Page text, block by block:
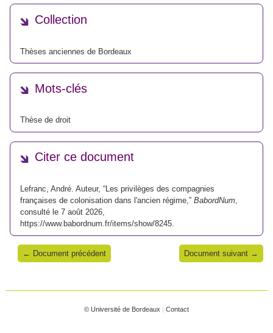
Collection
Thèses anciennes de Bordeaux
Mots-clés
Thèse de droit
Citer ce document
Lefranc, André. Auteur, “Les privilèges des compagnies
françaises de colonisation dans l'ancien régime,” BabordNum
consulté le 7 août 2026,
https://www.babordnum.fr/items/show/8245
← Document précédent Document suivant →
© Université de Bordeaux | Contact